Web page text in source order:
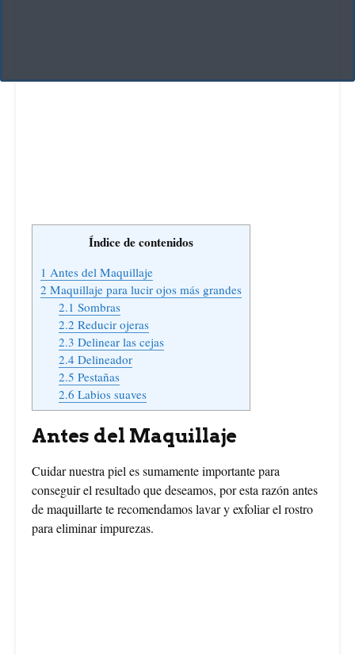
Índice de contenidos
1 Antes del Maquillaje
2 Maquillaje para lucir ojos más grandes
2.1 Sombras
2.2 Reducir ojeras
2.3 Delinear las cejas
2.4Delineador
2.5 Pestañas
2.6 Labios suaves
Antes del Maquillaje
Cuidar nuestra piel es sumamente importante para
conseguir el resultado que deseamos, por esta razón antes
de maquillarte te recomendamos lavar y exfoliar el rostro
para eliminar impurezas.